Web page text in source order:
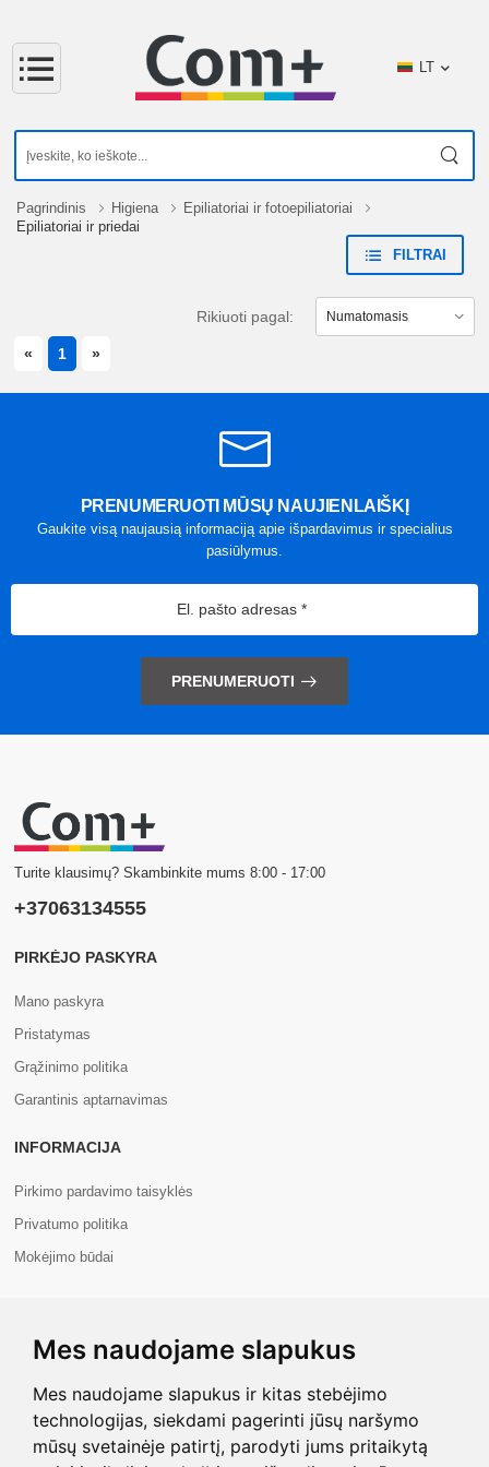
Mes naudojame slapukus
Mes naudojame slapukus ir kitas stebėjimo
technologijas, siekdami pagerinti jūsų naršymo
mūsų svetainėje patirtį, parodyti jums pritaikytą
LT
Pagrindinis Higiena
Epiliatoriai ir fotoepiliatoriai
Epiliatoriai ir priedai
FILTRAI
Rikiuoti pagal:
« PREVIOUS
1 »NEXT
PRENUMERUOTI MŪSŲ NAUJIENLAIŠKĮ
Gaukite visą naujausią informaciją apie išpardavimus ir specialius
pasiūlymus.
PRENUMERUOTI
Turite klausimų? Skambinkite mums 8:00 - 17:00
+37063134555
PIRKĖJO PASKYRA
Mano paskyra
Pristatymas
Grąžinimo politika
Garantinis aptarnavimas
INFORMACIJA
Pirkimo pardavimo taisyklės
Privatumo politika
Mokėjimo būdai
Apie mus